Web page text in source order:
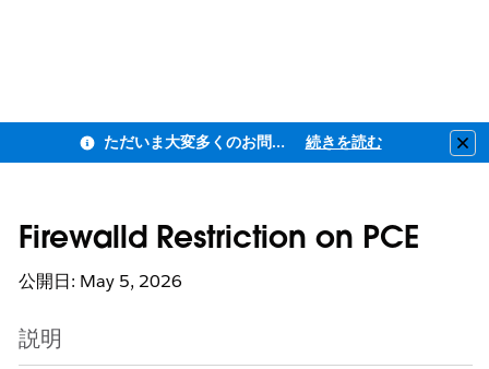
ただいま大変多くのお問い合わせをいただいており、ご連絡までにお時間を頂戴しております 続きを読む
Firewalld Restriction on PCE
公開日: May 5, 2026
説明